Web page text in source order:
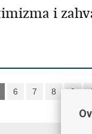
i
6 7 8 9